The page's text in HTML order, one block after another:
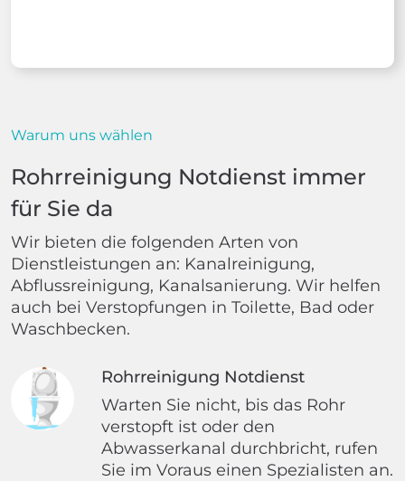
Warum uns wählen
Rohrreinigung Notdienst immer
für Sie da
Wir bieten die folgenden Arten von
Dienstleistungen an: Kanalreinigung,
Abflussreinigung, Kanalsanierung. Wir helfen
auch bei Verstopfungen in Toilette, Bad oder
Waschbecken.
Rohrreinigung Notdienst
Warten Sie nicht, bis das Rohr
verstopft ist oder den
Abwasserkanal durchbricht, rufen
Sie im Voraus einen Spezialisten an.